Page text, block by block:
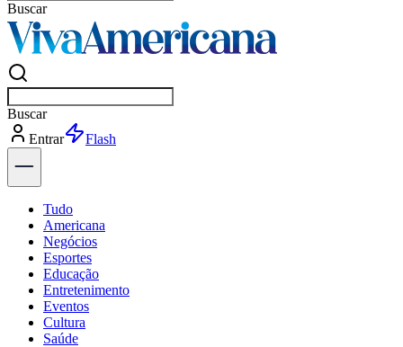
Buscarpolí
Buscarpol
Entrar
Tudo
Americana
Negócios
Esportes
Educação
Entretenimento
Eventos
Cultura
Saúde